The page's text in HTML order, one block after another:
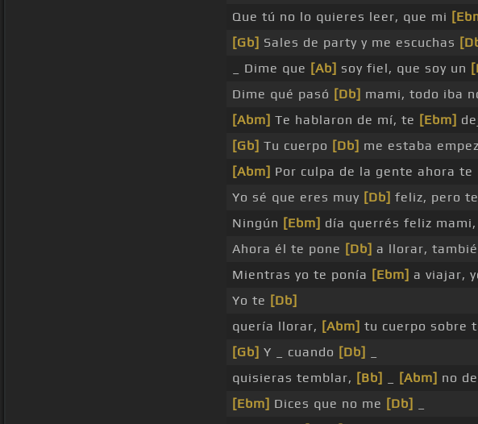
Que tú no lo quieres leer, que mi
[Gb] Sales de party y me escuchas
_ Dime que [Ab] soy fiel, que soy un
Dime qué pasó [Db] mami, todo iba
[Abm] Te hablaron de mí, te [Ebm]
[Gb] Tu cuerpo [Db] me estaba
[Abm] Por culpa de la gente ahora te
Yo sé que eres muy [Db] feliz, pero
Ningún [Ebm] día querrés feliz
Ahora él te pone [Db] a llorar,
Mientras yo te ponía [Ebm] a viajar,
Yo te [Db]
quería llorar, [Abm] tu cuerpo sobre
[Gb] Y _ cuando [Db]
quisieras temblar, [Bb] [Abm] no
[Ebm] Dices que no me [Db]